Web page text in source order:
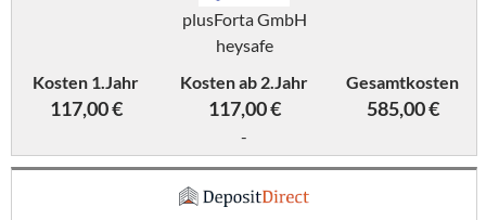
plusForta GmbH
heysafe
Kosten 1.Jahr
117,00 €
Kosten ab 2.Jahr
117,00 €
Gesamtkosten
585,00 €
-